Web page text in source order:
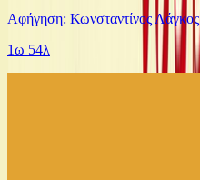
Αφήγηση: Κωνσταντίνος Λάγκος
1ω 54λ